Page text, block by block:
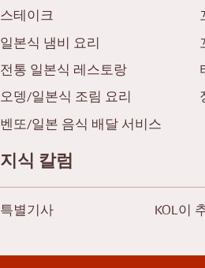
스테이크
일본식 냄비 요리
전통 일본식 레스토랑
오뎅/일본식 조림 요리
벤또/일본 음식 배달 서비스
지식 칼럼
특별기사 KOL이